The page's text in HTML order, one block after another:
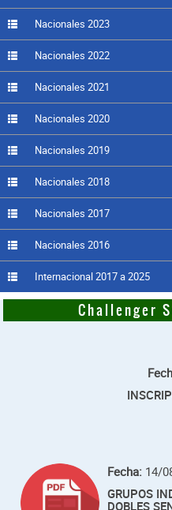
Nacionales 2023
Nacionales 2022
Nacionales 2021
Nacionales 2020
Nacionales 2019
Nacionales 2018
Nacionales 2017
Nacionales 2016
Internacional 2017 a 2025
Challenger
Fecha: 14/
GRUPOS
DOBLES